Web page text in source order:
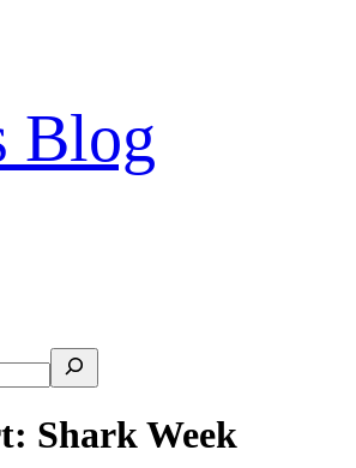
Blog
Shark Week